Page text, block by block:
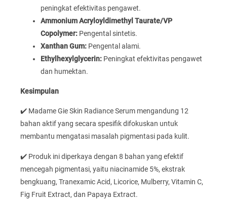
peningkat efektivitas pengawet.
Ammonium Acryloyldimethyl Taurate/VP
Copolymer: Pengental sintetis.
Xanthan Gum: Pengental alami.
Ethylhexylglycerin: Peningkat efektivitas pengawet
dan humektan.
Kesimpulan
✔️ Madame Gie Skin Radiance Serum mengandung 12
bahan aktif yang secara spesifik difokuskan untuk
membantu mengatasi masalah pigmentasi pada kulit.
✔️ Produk ini diperkaya dengan 8 bahan yang efektif
mencegah pigmentasi, yaitu niacinamide 5%, ekstrak
bengkuang, Tranexamic Acid, Licorice, Mulberry, Vitamin C,
Fig Fruit Extract, dan Papaya Extract.